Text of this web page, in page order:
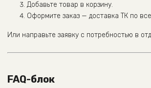
Добавьте товар в корзину.
Оформите заказ — доставка ТК по
Или направьте заявку с потребностью в
FAQ-блок